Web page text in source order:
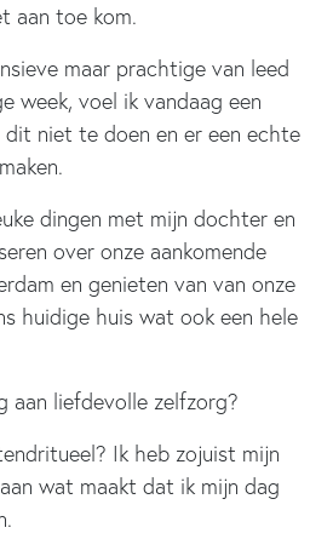
aan toe kom.
maar prachtige van leed
week, voel ik vandaag een
niet te doen en er een echte
dingen met mijn dochter en
over onze aankomende
en genieten van van onze
huidige huis wat ook een hele
aan liefdevolle zelfzorg?
Ik heb zojuist mijn
wat maakt dat ik mijn dag